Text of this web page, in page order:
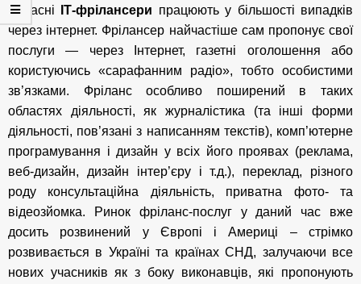
Л
А
Н
С
Сучасні ІТ-фрілансери працюють у більшості випадків
через інтернет. Фрілансер найчастіше сам пропонує свої
послуги — через
Інтернет, газетні оголошення або
користуючись «сарафанним радіо», тобто особистими
зв’язками. Фріланс особливо поширений в таких
областях діяльності, як журналістика (та інші форми
діяльності, пов’язані з написанням текстів), комп’ютерне
програмування і дизайн у всіх його проявах (реклама,
веб-дизайн, дизайн інтер’єру і т.д.), переклад, різного
роду консультаційна діяльність, приватна фото- та
відеозйомка.
Ринок фріланс-послуг у даний час вже
досить розвинений у Європі іАмериці –стрімко
розвивається в Україніта країнахСНД, залучаючи все
нових учасників як з боку виконавців, які пропонують